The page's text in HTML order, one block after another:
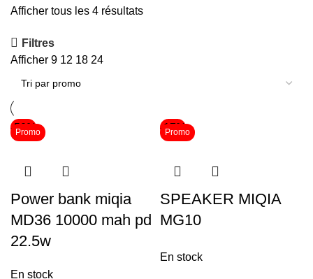
Afficher tous les 4 résultats
Filtres
Afficher 9 12 18 24
-50%
Promo
Power bank miqia
MD36 10000 mah pd
22.5w
En stock
-17%
Promo
SPEAKER MIQIA
MG10
En stock